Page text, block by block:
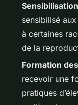
sensibilisé
à certaines
de la
Formation
recevoir une
pratiques